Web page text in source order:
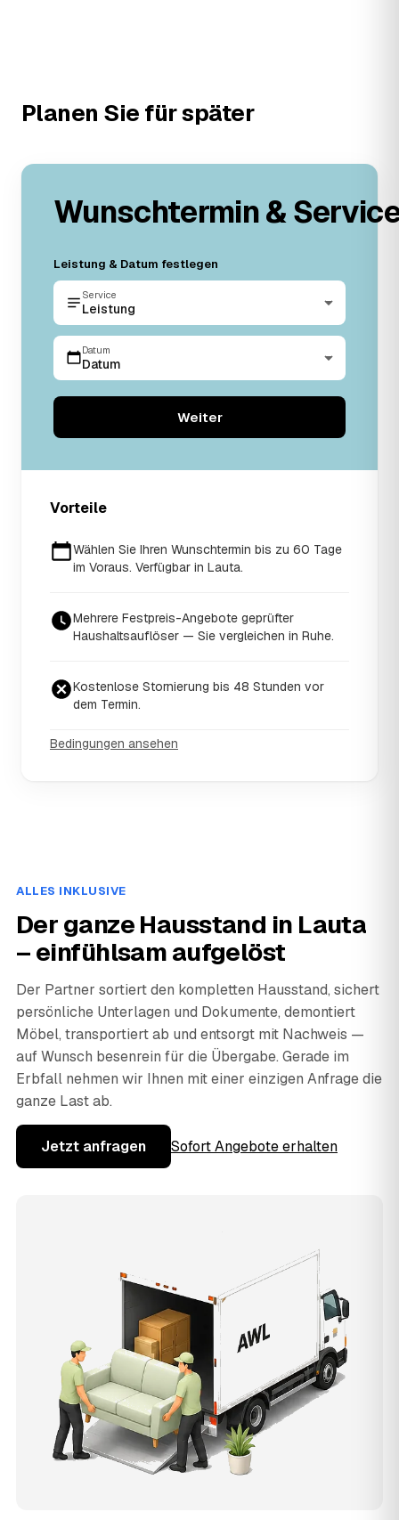
Planen Sie für später
Wunschtermin &
Leistung & Datum festlegen
Service
Leistung
Datum
Datum
Weiter
Vorteile
Wählen Sie Ihren Wunschtermin bis zu 60 Tage
im Voraus. Verfügbar in Lauta.
Mehrere Festpreis-Angebote geprüfter
Haushaltsauflöser — Sie vergleichen in Ruhe.
Kostenlose Stornierung bis 48 Stunden vor
dem Termin.
Bedingungen ansehen
ALLES INKLUSIVE
Der ganze Hausstand in Lauta
– einfühlsam aufgelöst
Der Partner sortiert den kompletten Hausstand, sichert
persönliche Unterlagen und Dokumente, demontiert
Möbel, transportiert ab und entsorgt mit Nachweis —
auf Wunsch besenrein für die Übergabe. Gerade im
Erbfall nehmen wir Ihnen mit einer einzigen Anfrage die
ganze Last ab.
Jetzt anfragen Sofort Angebote erhalten